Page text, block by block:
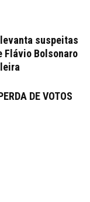
suspeitas
Flávio Bolsonaro
DE VOTOS